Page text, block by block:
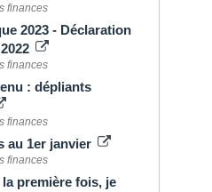
finances
2023 - Déclaration
finances
: dépliants
finances
au 1er janvier
finances
première fois, je